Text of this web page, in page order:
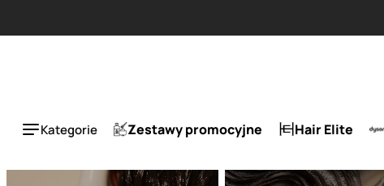
Kategorie Zestawy promocyjne Hair Elite